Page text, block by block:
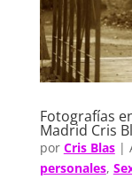
Fotografías
Madrid Cris
por Cris Blas|
personales,